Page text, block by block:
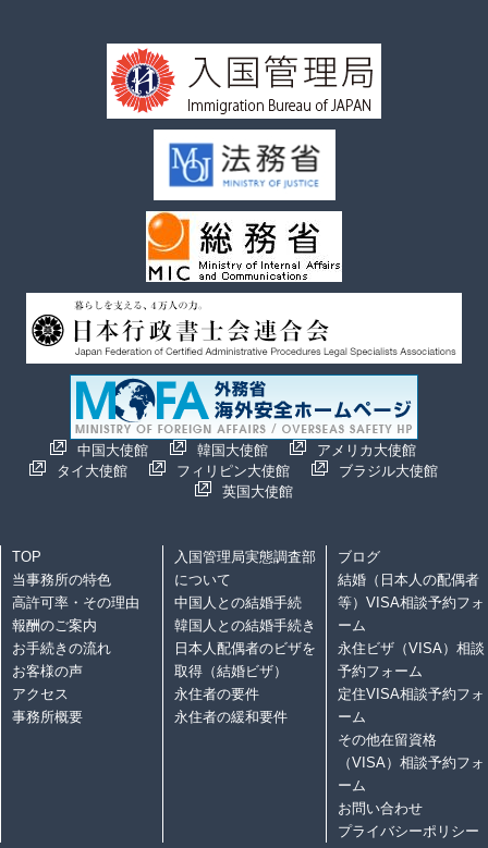
中国大使館 韓国大使館
アメリカ大使館
タイ大使館
フィリピン大使館
ブラジル大使館
英国大使館
TOP
当事務所の特色
高許可率・その理由
報酬のご案内
お手続きの流れ
お客様の声
アクセス
事務所概要
入国管理局実態調査部
について
中国人との結婚手続
韓国人との結婚手続き
日本人配偶者のビザを
取得（結婚ビザ）
永住者の要件
永住者の緩和要件
ブログ
結婚（日本人の配偶者
等）VISA相談予約フォ
ーム
永住ビザ（VISA）相談
予約フォーム
定住VISA相談予約フォ
ーム
その他在留資格
（VISA）相談予約フォ
ーム
お問い合わせ
プライバシーポリシー